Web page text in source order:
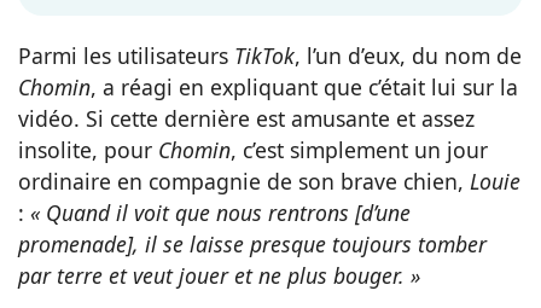
Parmi les utilisateurs TikTok, l’un d’eux, du nom de
Chomin, a réagi en expliquant que c’était lui sur la
vidéo. Si cette dernière est amusante et assez
insolite, pour Chomin, c’est simplement un jour
ordinaire en compagnie de son brave chien, Louie
: « Quand il voit que nous rentrons [d’une
promenade], il se laisse presque toujours tomber
par terre et veut jouer et ne plus bouger. »